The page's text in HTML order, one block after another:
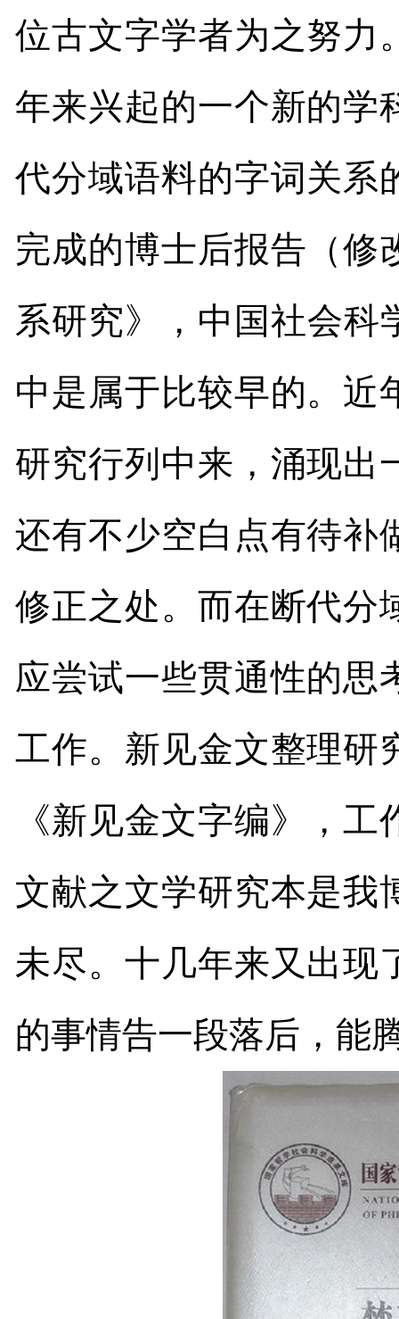
位古文字学者为之努力
年来兴起的一个新的学
代分域语料的字词关系
完成的博士后报告（修
系研究》，中国社会科
中是属于比较早的。近
研究行列中来，涌现出
还有不少空白点有待补
修正之处。而在断代分
应尝试一些贯通性的思
工作。新见金文整理研
《新见金文字编》，
文献之文学研究本是我
未尽。十几年来又出现
的事情告一段落后，能